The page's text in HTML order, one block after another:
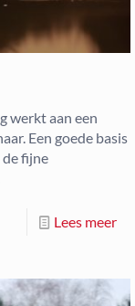
werkt aan een
Een goede basis
de fijne
Lees meer